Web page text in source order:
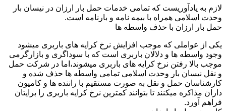
لازم به یادآوریست که تمامی خدمات حمل بار ارزان در نیسان بار
وحدت اسلامی همراه با بیمه نامه و بارنامه است.
حمل بار ارزان با حذف واسطه ها
یکی از عواملی که موجب افزایش نرخ کرایه های باربری میشود
وجود واسطه ها و دلالان باربری است که با سوداگری و بازارگرمی
موجب بالا رفتن نرخ کرایه های باربری میشوند،اما در شرکت حمل
و نقل نیسان بار وحدت اسلامی تمامی واسطه ها حذف شده و
کارشناسان حمل و نقل به صورت مستقیم با راننده ها و کامیون
داران مذاکره میکنند تا بتوانند کمترین نرخ کرایه باربری را برایتان
فراهم آورد.